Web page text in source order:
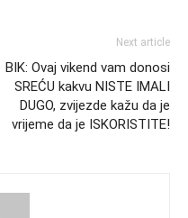
Next article
BIK: Ovaj vikend vam donosi
SREĆU kakvu NISTE IMALI
DUGO, zvijezde kažu da je
vrijeme da je ISKORISTITE!